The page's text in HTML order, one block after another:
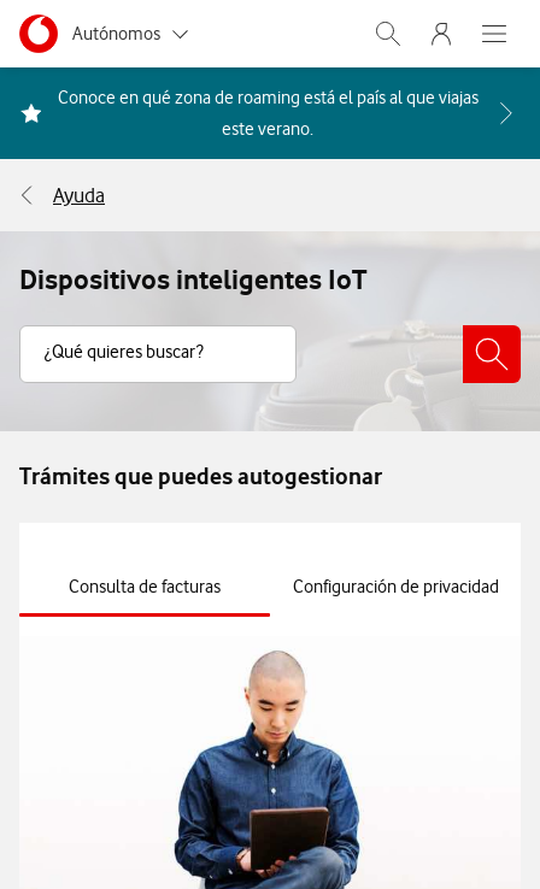
Ir a la pagina principal de vodafone.es
Menu navegación Segmento
Autónomos
Pymes
Particulares
Abrir buscador.
Menu
Abre
Conoce en qué zona de roaming está el país al que viajas
este verano. Acceder a la FAQ Qué
Ayuda
Dispositivos inteligentes IoT
¿Qué quieres buscar?
Buscar Contenido
Trámites que puedes autogestionar
Consulta de facturas Configuración de privacidad